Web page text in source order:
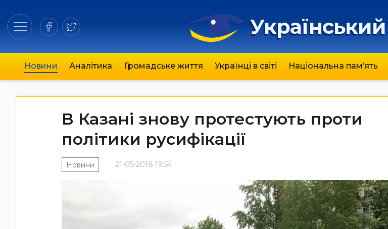
Новини Аналітика Громадське життя Українці в світі Національна пам’ять
В Казані знову протестують проти
політики русифікації
21-05-2018 19:54
Новини